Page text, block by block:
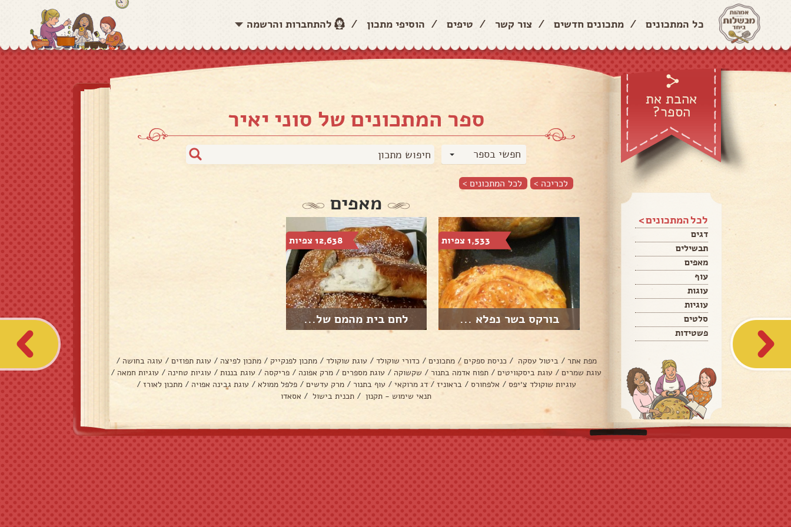
כל המתכונים / מתכונים חדשים / צור קשר / טיפים / הוסיפי מתכון / להתחברות והרשמה
אהבת את
הספר?
לכל המתכונים >
דגים
תבשילים
מאפים
עוף
עוגות
עוגיות
סלטים
פשטידות
ספר המתכונים של סוני יאיר
חפשי בספר
לכריכה > לכל המתכונים >
מאפים
1,533 צפיות
בורקס בשר נפלא ...
12,638 צפיות
לחם בית מהמם של...
מפת אתר / ביטול עסקה / כניסת ספקים / מתכונים / כדורי שוקולד / עוגת שוקולד / מתכון לפנקייק / מתכון לפיצה / עוגת תפוזים / עוגה בחושה /
עוגת שמרים / עוגת ביסקוויטים / תפוח אדמה בתנור / שקשוקה / עוגת מספרים / מרק אפונה / פריקסה / עוגת בננות / עוגיות טחינה / עוגיות חמאה /
עוגיות שוקולד צ׳יפס / אלפחורס / בראוניז / דג מרוקאי / עוף בתנור / מרק עדשים / פלפל ממולא / עוגת גבינה אפויה / מתכון לאורז /
תנאי שימוש - תקנון / תכנית בישול / אסאדו